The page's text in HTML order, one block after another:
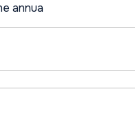
annua